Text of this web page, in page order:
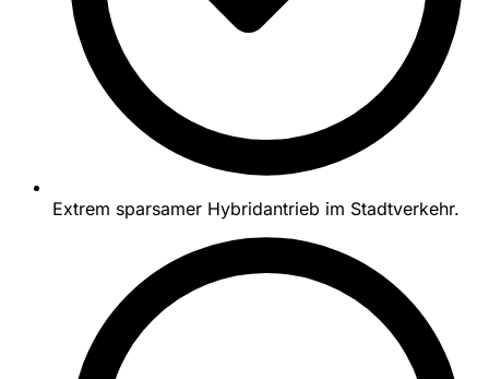
Extrem sparsamer Hybridantrieb im Stadtverkehr.